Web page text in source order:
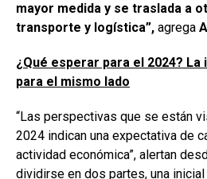
mayor medida y se traslada a
transporte y logística”, agrega
¿Qué esperar para el 2024?
para el mismo lado
“Las perspectivas que se están
2024 indican una expectativa de
actividad económica”, alertan
dividirse en dos partes, una